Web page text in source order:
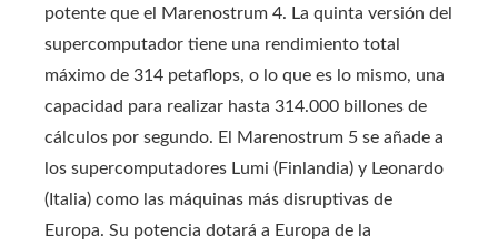
potente que el Marenostrum 4. La quinta versión del
supercomputador tiene una rendimiento total
máximo de 314 petaflops, o lo que es lo mismo, una
capacidad para realizar hasta 314.000 billones de
cálculos por segundo. El Marenostrum 5 se añade a
los supercomputadores Lumi (Finlandia) y Leonardo
(Italia) como las máquinas más disruptivas de
Europa. Su potencia dotará a Europa de la